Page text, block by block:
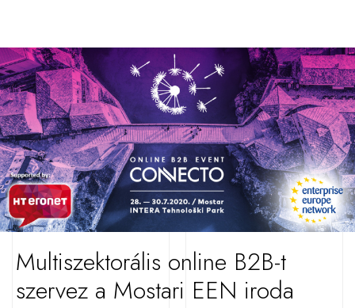
Multiszektorális online B2B-t
szervez a Mostari EEN iroda